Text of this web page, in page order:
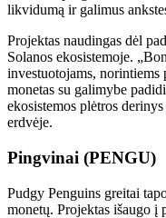
likvidumą ir galimus
Projektas naudingas dėl
Solanos ekosistemoje.
investuotojams, norintiems
monetas su galimybe
ekosistemos plėtros
erdvėje.
Pingvinai (PENGU)
Pudgy Penguins greitai
monetų. Projektas išaugo į